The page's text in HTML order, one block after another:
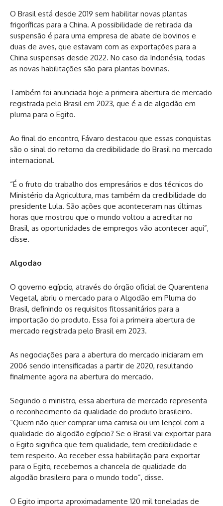
O Brasil está desde 2019 sem habilitar novas plantas
frigoríficas para a China. A possibilidade de retirada da
suspensão é para uma empresa de abate de bovinos e
duas de aves, que estavam com as exportações para a
China suspensas desde 2022. No caso da Indonésia, todas
as novas habilitações são para plantas bovinas.
Também foi anunciada hoje a primeira abertura de mercado
registrada pelo Brasil em 2023, que é a de algodão em
pluma para o Egito.
Ao final do encontro, Fávaro destacou que essas conquistas
são o sinal do retorno da credibilidade do Brasil no mercado
internacional.
“É o fruto do trabalho dos empresários e dos técnicos do
Ministério da Agricultura, mas também da credibilidade do
presidente Lula. São ações que aconteceram nas últimas
horas que mostrou que o mundo voltou a acreditar no
Brasil, as oportunidades de empregos vão acontecer aqui”,
disse.
Algodão
O governo egípcio, através do órgão oficial de Quarentena
Vegetal, abriu o mercado para o Algodão em Pluma do
Brasil, definindo os requisitos fitossanitários para a
importação do produto. Essa foi a primeira abertura de
mercado registrada pelo Brasil em 2023.
As negociações para a abertura do mercado iniciaram em
2006 sendo intensificadas a partir de 2020, resultando
finalmente agora na abertura do mercado.
Segundo o ministro, essa abertura de mercado representa
o reconhecimento da qualidade do produto brasileiro.
“Quem não quer comprar uma camisa ou um lençol com a
qualidade do algodão egípcio? Se o Brasil vai exportar para
o Egito significa que tem qualidade, tem credibilidade e
tem respeito. Ao receber essa habilitação para exportar
para o Egito, recebemos a chancela de qualidade do
algodão brasileiro para o mundo todo”, disse.
O Egito importa aproximadamente 120 mil toneladas de